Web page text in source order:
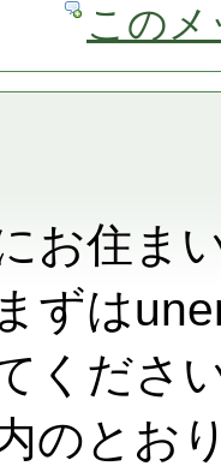
この
お住ま
ずは
くださ
のとお